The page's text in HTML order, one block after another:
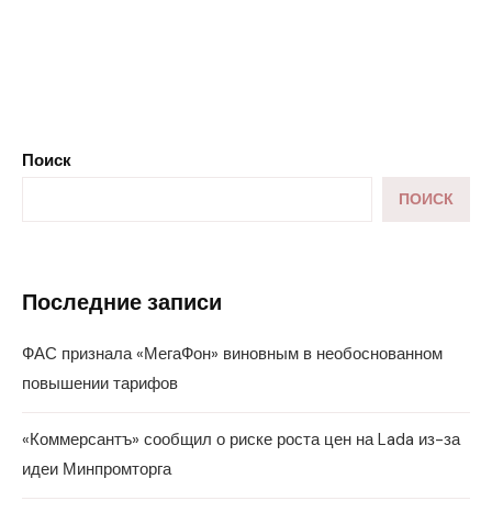
Поиск
ПОИСК
Последние записи
ФАС признала «МегаФон» виновным в необоснованном
повышении тарифов
«Коммерсантъ» сообщил о риске роста цен на Lada из-за
идеи Минпромторга